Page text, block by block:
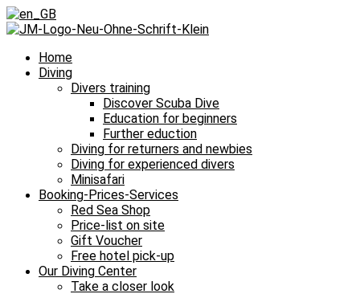
Home
Diving
Divers training
Discover Scuba Dive
Education for beginners
Further eduction
Diving for returners and newbies
Diving for experienced divers
Minisafari
Booking-Prices-Services
Red Sea Shop
Price-list on site
Gift Voucher
Free hotel pick-up
Our Diving Center
Take a closer look